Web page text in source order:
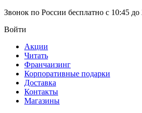
Звонок по России бесплатно c 10:45 до
Войти
Акции
Читать
Франчаизинг
Корпоративные подарки
Доставка
Контакты
Магазины